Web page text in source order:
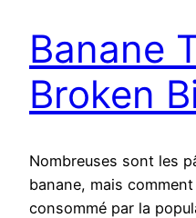
Banane
Broken
Nombreuses sont les
banane, mais
consommé par la